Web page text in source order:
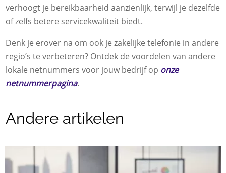
verhoogt je bereikbaarheid aanzienlijk, terwijl je dezelfde
of zelfs betere servicekwaliteit biedt.
Denk je erover na om ook je zakelijke telefonie in andere
regio’s te verbeteren? Ontdek de voordelen van andere
lokale netnummers voor jouw bedrijf op onze
netnummerpagina.
Andere artikelen